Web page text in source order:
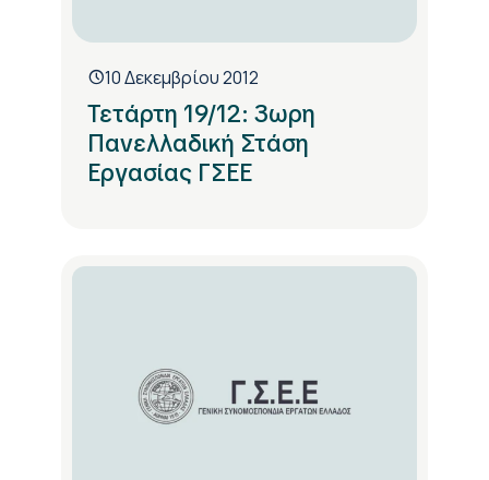
10 Δεκεμβρίου 2012
Τετάρτη 19/12: 3ωρη
Πανελλαδική Στάση
Εργασίας ΓΣΕΕ